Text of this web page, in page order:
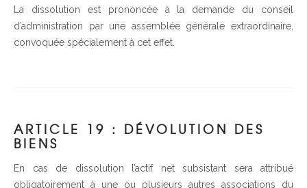
La dissolution est prononcée à la demande du conseil
d’administration par une assemblée générale extraordinaire,
convoquée spécialement à cet effet.
ARTICLE 19 : DÉVOLUTION DES
BIENS
En cas de dissolution l’actif net subsistant sera attribué
obligatoirement à une ou plusieurs autres associations du